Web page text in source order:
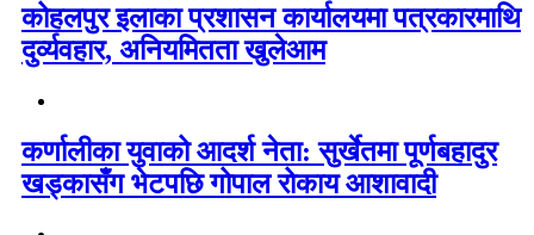
कोहलपुर इलाका प्रशासन कार्यालयमा पत्रकारमाथि
दुर्व्यवहार, अनियमितता खुलेआम
कर्णालीका युवाको आदर्श नेता: सुर्खेतमा पूर्णबहादुर
खड्कासँग भेटपछि गोपाल रोकाय आशावादी